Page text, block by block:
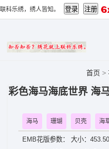
联科乐绣，绣人皆知。
首页 >
彩色海马海底世界 海
海马 珊瑚 贝壳 海
EMB花版参数： 大小：